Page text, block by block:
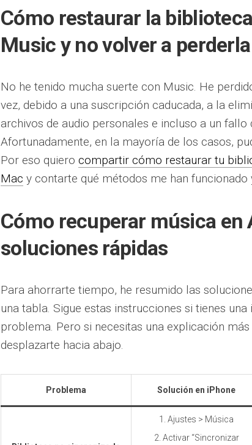
Cómo restaurar la
Music y no volver a
No he tenido mucha suerte con Music. He
vez, debido a una suscripción caducada, a la
archivos de audio personales e incluso a un fallo
Afortunadamente, en la mayoría de los casos,
Por eso quiero compartir cómo restaurar tu
Mac y contarte qué métodos me han funcionado
Cómo recuperar música en
soluciones rápidas
Para ahorrarte tiempo, he resumido las
una tabla. Sigue estas instrucciones si tienes
problema. Pero si necesitas una explicación
desplazarte hacia abajo.
Problema Solución en iPhone
1. Ajustes > Música
2. Activar “Sincronizar